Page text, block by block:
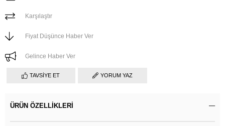
Karşılaştır
Fiyat Düşünce Haber Ver
Gelince Haber Ver
TAVSIYE ET YORUM YAZ
ÜRÜN ÖZELLIKLERI